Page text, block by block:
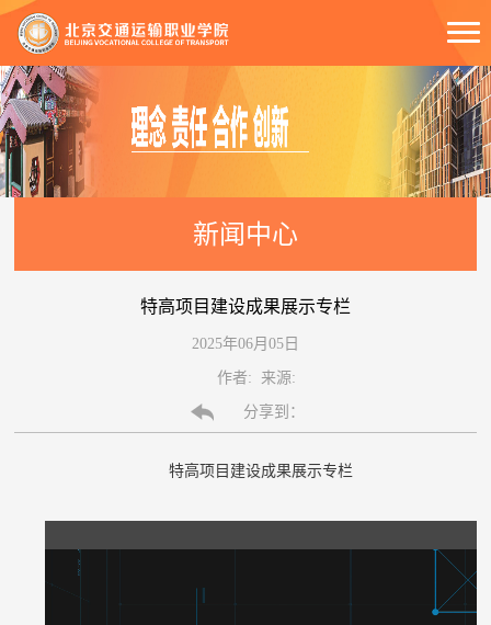
新闻中心
特高项目建设成果展示专栏
2025年06月05日
作者: 来源:
分享到：
特高项目建设成果展示专栏